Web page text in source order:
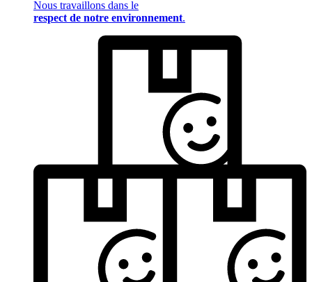
Nous travaillons dans le
respect de notre environnement.